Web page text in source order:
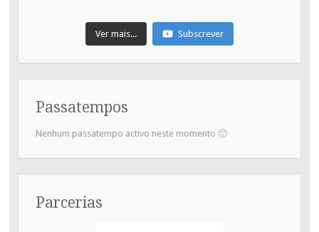
Ver mais... Subscrever
Passatempos
Nenhum passatempo activo neste momento 🙂
Parcerias